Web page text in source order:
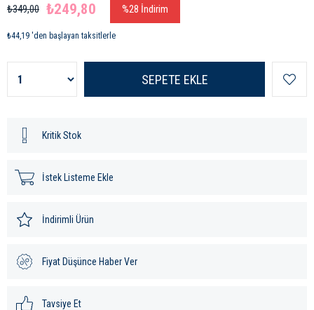
₺349,00 ₺249,80 %28 İndirim
₺44,19 'den başlayan taksitlerle
Kritik Stok
İstek Listeme Ekle
İndirimli Ürün
Fiyat Düşünce Haber Ver
Tavsiye Et